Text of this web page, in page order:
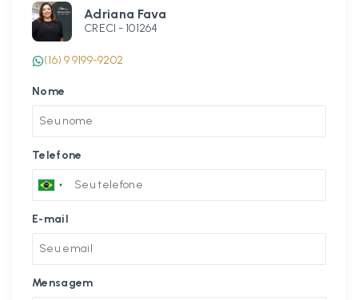
Adriana Fava
CRECI - 101264
(16) 9 9199-9202
Nome
Telefone
E-mail
Mensagem